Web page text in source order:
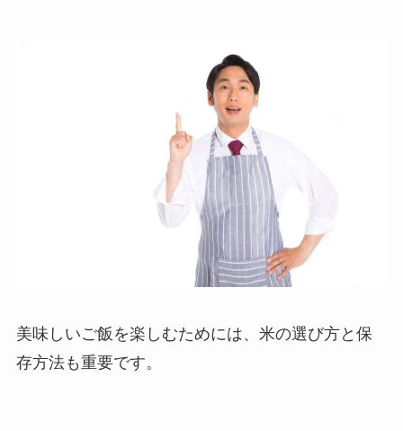
美味しいご飯を楽しむためには、米の選び方と保
存方法も重要です。